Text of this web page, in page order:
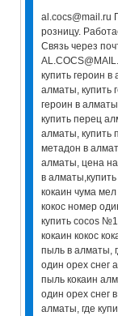
al.cocs@mail.ru
розницу.
Связь через
купить гeроин в
алматы, купить
гeроин в
купить перец
алматы, купить
мeтадон в
алматы, цена
в алматы,купить
кокаин чума
кокос номер
купить cocos №1
кокаин кокос
пыль в алматы,
один орех снег
пыль кокаин
один орех снег
алматы, где